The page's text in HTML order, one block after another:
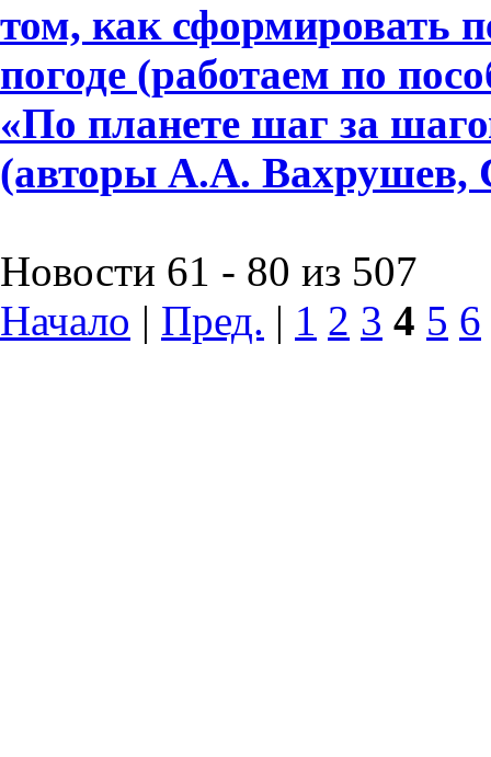
том, как сформировать
погоде (работаем по
«По планете шаг за
(авторы А.А. Вахрушев,
Новости 61 - 80 из 507
Начало | Пред. | 1 2 3 4 5 6